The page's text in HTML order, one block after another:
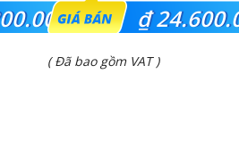
Giá
gốc
là:
₫
Giá
( Đã bao gồm VAT )